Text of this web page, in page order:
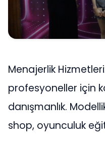
Menajerlik
profesyoneller için
danışmanlık.
shop, oyunculuk